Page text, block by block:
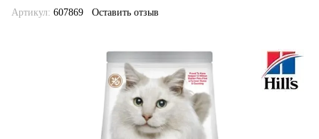
Артикул: 607869 Оставить отзыв